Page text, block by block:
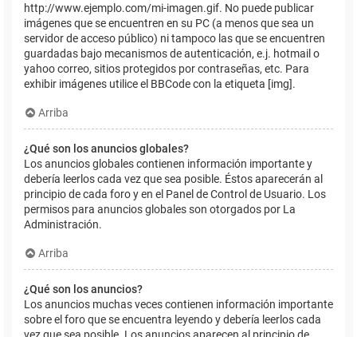
http://www.ejemplo.com/mi-imagen.gif. No puede publicar
imágenes que se encuentren en su PC (a menos que sea un
servidor de acceso público) ni tampoco las que se encuentren
guardadas bajo mecanismos de autenticación, e.j. hotmail o
yahoo correo, sitios protegidos por contraseñas, etc. Para
exhibir imágenes utilice el BBCode con la etiqueta [img].
Arriba
¿Qué son los anuncios globales?
Los anuncios globales contienen información importante y
debería leerlos cada vez que sea posible. Éstos aparecerán al
principio de cada foro y en el Panel de Control de Usuario. Los
permisos para anuncios globales son otorgados por La
Administración.
Arriba
¿Qué son los anuncios?
Los anuncios muchas veces contienen información importante
sobre el foro que se encuentra leyendo y debería leerlos cada